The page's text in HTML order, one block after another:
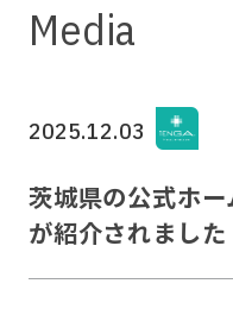
Media
2025.12.03
茨城県の公式ホー
が紹介されました